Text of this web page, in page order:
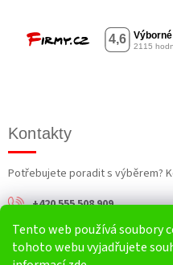
Tento web používá soubory
tohoto webu vyjadřujete
Kontakty
Potřebujete poradit s výběrem?
+420 555 508 909
info@harv.cz